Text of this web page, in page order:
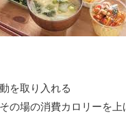
を取り入れる
の場の消費カロリーを上